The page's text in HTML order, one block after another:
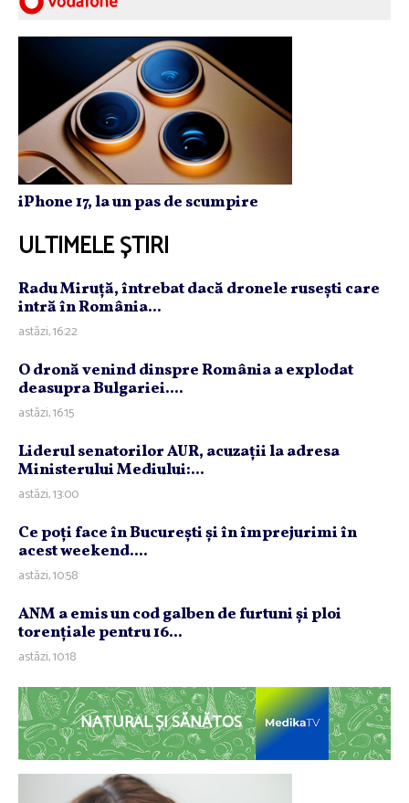
iPhone 17, la un pas de scumpire
ULTIMELE ȘTIRI
Radu Miruţă, întrebat dacă dronele ruseşti care
intră în România...
astăzi, 16:22
O dronă venind dinspre România a explodat
deasupra Bulgariei....
astăzi, 16:15
Liderul senatorilor AUR, acuzaţii la adresa
Ministerului Mediului:...
astăzi, 13:00
Ce poţi face în Bucureşti şi în împrejurimi în
acest weekend....
astăzi, 10:58
ANM a emis un cod galben de furtuni şi ploi
torenţiale pentru 16...
astăzi, 10:18
NATURAL ȘI SĂNĂTOS